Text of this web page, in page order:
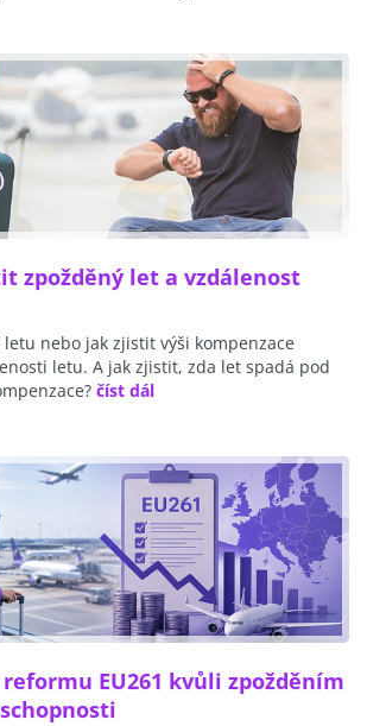
zpožděný let a vzdálenost
letu nebo jak zjistit výši kompenzace
letu. A jak zjistit, zda let spadá pod
číst dál
EU261 kvůli zpožděním